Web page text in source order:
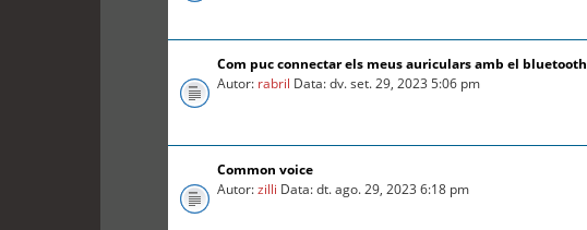
Com puc connectar els meus auriculars amb el bluetooth
Autor: rabril Data: dv. set. 29, 2023 5:06 pm
Common voice
Autor:zilli Data: dt. ago. 29, 2023 6:18 pm